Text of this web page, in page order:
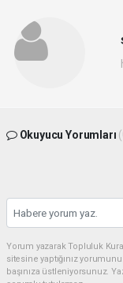
Okuyucu Yorumları
Yorum yazarak Topluluk
sitesine yaptığınız
başınıza üstleniyorsunuz.